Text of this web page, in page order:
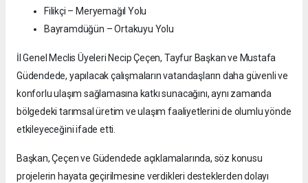
Filikçi – Meryemağıl Yolu
Bayramdüğün – Ortakuyu Yolu
İl Genel Meclis Üyeleri Necip Çeçen, Tayfur Başkan ve Mustafa
Güdendede, yapılacak çalışmaların vatandaşların daha güvenli ve
konforlu ulaşım sağlamasına katkı sunacağını, aynı zamanda
bölgedeki tarımsal üretim ve ulaşım faaliyetlerini de olumlu yönde
etkileyeceğini ifade etti.
Başkan, Çeçen ve Güdendede açıklamalarında, söz konusu
projelerin hayata geçirilmesine verdikleri desteklerden dolayı